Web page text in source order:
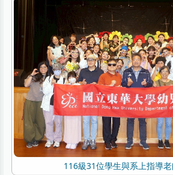
116級31位學生與系上指導